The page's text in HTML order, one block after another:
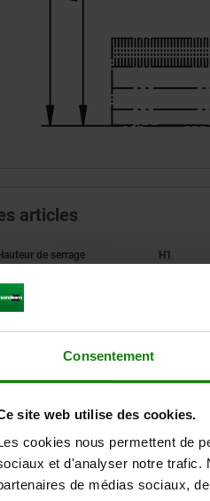
Consentement
site web utilise des cookies.
cookies nous permettent de
et d'analyser notre trafic.
de médias sociaux,
articles
H
B
H